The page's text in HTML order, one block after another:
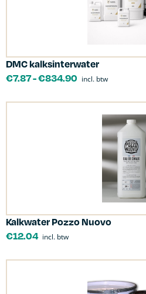
DMC kalksinterwater
€7.87-€834.90 incl. btw
Kalkwater Pozzo Nuovo
€12.04 incl. btw